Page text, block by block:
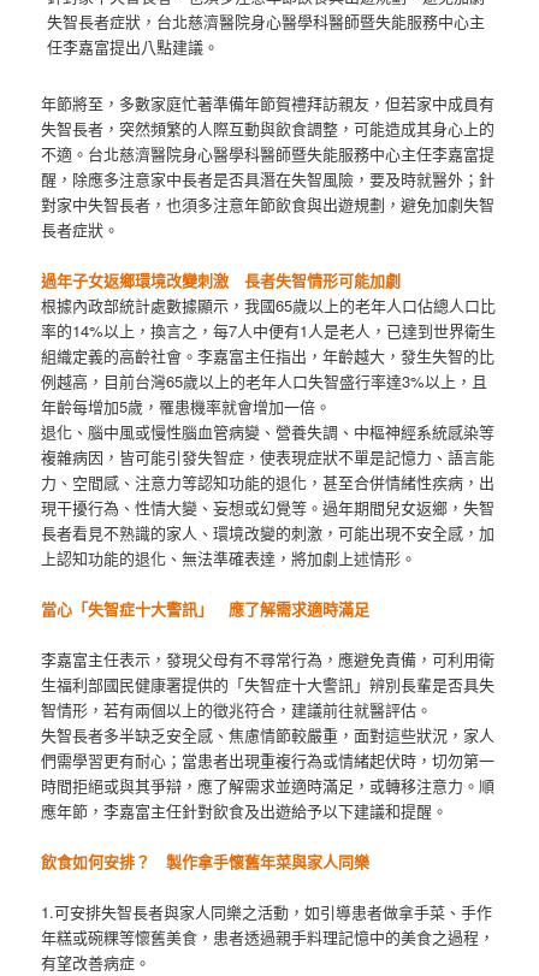
失智長者症狀，台北慈濟醫院身心醫學科醫師暨失能服務中心主
任李嘉富提出八點建議。
年節將至，多數家庭忙著準備年節賀禮拜訪親友，但若家中成員有
失智長者，突然頻繁的人際互動與飲食調整，可能造成其身心上的
不適。台北慈濟醫院身心醫學科醫師暨失能服務中心主任李嘉富提
醒，除應多注意家中長者是否具潛在失智風險，要及時就醫外；針
對家中失智長者，也須多注意年節飲食與出遊規劃，避免加劇失智
長者症狀。
過年子女返鄉環境改變刺激 長者失智情形可能加劇
根據內政部統計處數據顯示，我國65歲以上的老年人口佔總人口比
率的14%以上，換言之，每7人中便有1人是老人，已達到世界衛生
組織定義的高齡社會。李嘉富主任指出，年齡越大，發生失智的比
例越高，目前台灣65歲以上的老年人口失智盛行率達3%以上，且
年齡每增加5歲，罹患機率就會增加一倍。
退化、腦中風或慢性腦血管病變、營養失調、中樞神經系統感染等
複雜病因，皆可能引發失智症，使表現症狀不單是記憶力、語言能
力、空間感、注意力等認知功能的退化，甚至合併情緒性疾病，出
現干擾行為、性情大變、妄想或幻覺等。過年期間兒女返鄉，失智
長者看見不熟識的家人、環境改變的刺激，可能出現不安全感，加
上認知功能的退化、無法準確表達，將加劇上述情形。
當心「失智症十大警訊」應了解需求適時滿足
李嘉富主任表示，發現父母有不尋常行為，應避免責備，可利用衛
生福利部國民健康署提供的「失智症十大警訊」辨別長輩是否具失
智情形，若有兩個以上的徵兆符合，建議前往就醫評估。
失智長者多半缺乏安全感、焦慮情節較嚴重，面對這些狀況，家人
們需學習更有耐心；當患者出現重複行為或情緒起伏時，切勿第一
時間拒絕或與其爭辯，應了解需求並適時滿足，或轉移注意力。順
應年節，李嘉富主任針對飲食及出遊給予以下建議和提醒。
飲食如何安排？ 製作拿手懷舊年菜與家人同樂
1.可安排失智長者與家人同樂之活動，如引導患者做拿手菜、手作
年糕或碗粿等懷舊美食，患者透過親手料理記憶中的美食之過程，
有望改善病症。